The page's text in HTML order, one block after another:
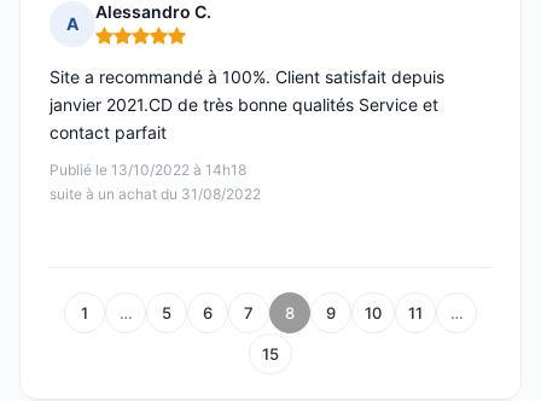
A
Alessandro C.
Note : 5 sur 5
Publié le 13/10/2022 à 14h18
suite à un achat du 31/08/2022
Site a recommandé à 100%. Client satisfait depuis
janvier 2021.CD de très bonne qualités Service et
contact parfait
1 … 5 6 7 8 9 10 11 …
15